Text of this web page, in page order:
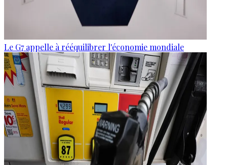
Le G7 appelle à rééquilibrer l'économie mondiale